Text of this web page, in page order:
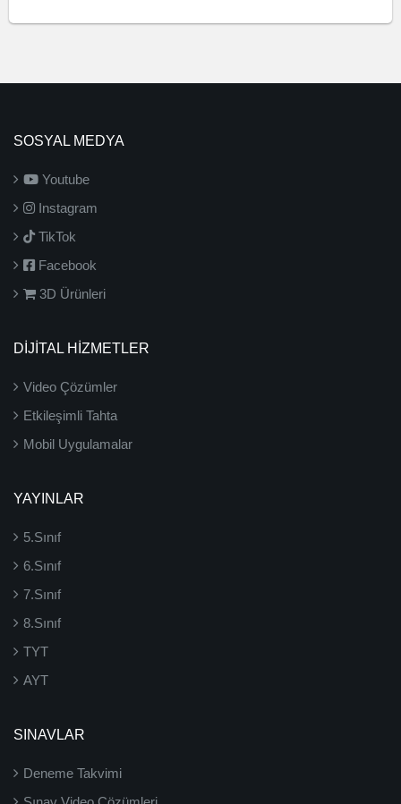
SOSYAL MEDYA
Youtube
Instagram
TikTok
Facebook
3D Ürünleri
DİJİTAL HİZMETLER
Video Çözümler
Etkileşimli Tahta
Mobil Uygulamalar
YAYINLAR
5.Sınıf
6.Sınıf
7.Sınıf
8.Sınıf
TYT
AYT
SINAVLAR
Deneme Takvimi